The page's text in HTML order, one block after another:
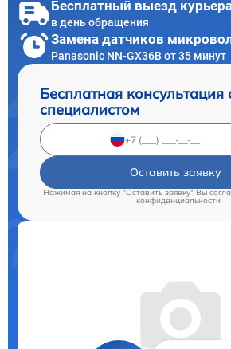
Бесплатный выезд
в день обращения
Замена датчиков
Panasonic NN-GX36B от 35 минут
Бесплатная консультация
специалистом
Оставить заявку
Нажимая на кнопку "Оставить заявку" Вы
конфиденциальности